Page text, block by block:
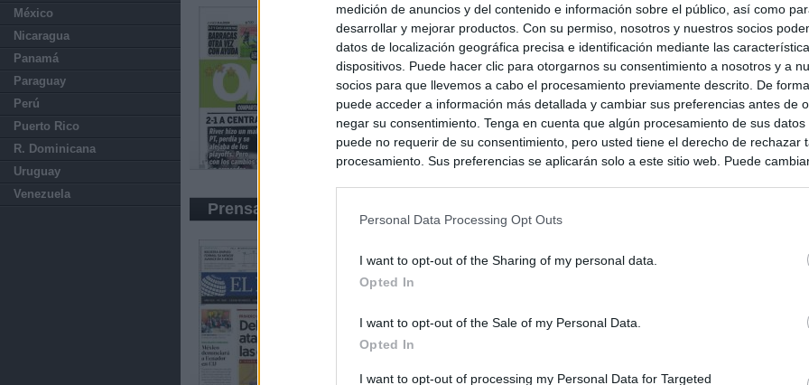
medición de anuncios y del contenido e información sobre el público, así como
desarrollar y mejorar productos. Con su permiso, nosotros y nuestros socios
datos de localización geográfica precisa e identificación mediante las
dispositivos. Puede hacer clic para otorgarnos su consentimiento a nosotros y a
socios para que llevemos a cabo el procesamiento previamente descrito. De
puede acceder a información más detallada y cambiar sus preferencias antes de
negar su consentimiento. Tenga en cuenta que algún procesamiento de sus
puede no requerir de su consentimiento, pero usted tiene el derecho de rechazar
procesamiento. Sus preferencias se aplicarán solo a este sitio web. Puede
Personal Data Processing Opt Outs
I want to opt-out of the Sharing of my personal data.
Opted In
I want to opt-out of the Sale of my Personal Data.
Opted In
I want to opt-out of processing my Personal Data for Targeted
México
Nicaragua
Panamá
Paraguay
Perú
Puerto Rico
R. Dominicana
Uruguay
Venezuela
Prensa Económica